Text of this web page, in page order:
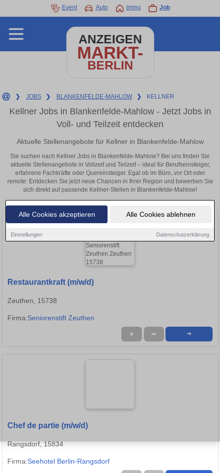
Alle Cookies akzeptieren Alle Cookies ablehnen
Einstellungen Datenschutzerklärung
Event Auto Immo Job
ANZEIGEN
MARKT-
BERLIN
❯ JOBS ❯ BLANKENFELDE-MAHLOW ❯ KELLNER
Kellner Jobs in Blankenfelde-Mahlow - Jetzt Jobs in
Voll- und Teilzeit entdecken
Aktuelle Stellenangebote für Kellner in Blankenfelde-Mahlow
Sie suchen nach Kellner Jobs in Blankenfelde-Mahlow? Bei uns finden Sie
aktuelle Stellenangebote in Vollzeit und Teilzeit – ideal für Berufseinsteiger,
erfahrene Fachkräfte oder Quereinsteiger. Egal ob im Büro, vor Ort oder
remote: Entdecken Sie jetzt neue Chancen in Ihrer Region und bewerben Sie
sich direkt auf passende Kellner-Stellen in Blankenfelde-Mahlow!
Restaurantkraft (m/w/d)
Zeuthen, 15738
Firma:Seniorenstift Zeuthen
★ ➦ ➜
Chef de partie (m/w/d)
Rangsdorf, 15834
Firma:Seehotel Berlin-Rangsdorf